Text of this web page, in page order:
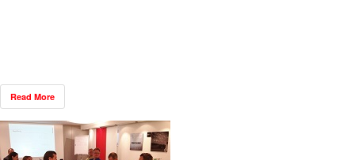
Read More